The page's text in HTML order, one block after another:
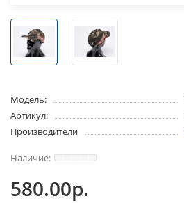
Модель:
Артикул:
Производители
580.00р.